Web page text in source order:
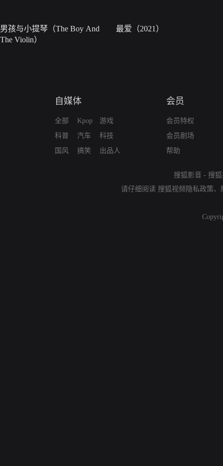
男孩与小提琴（The Boy And
The Violin）
最爱（2021）
自媒体
全部
科普
国风
Kpop
汽车
搞笑
游戏
科技
出品人
会员
会员特权
会员剧场
帮助
搜狐影音 - 搜
请仔细阅读 搜狐视频隐私政策、